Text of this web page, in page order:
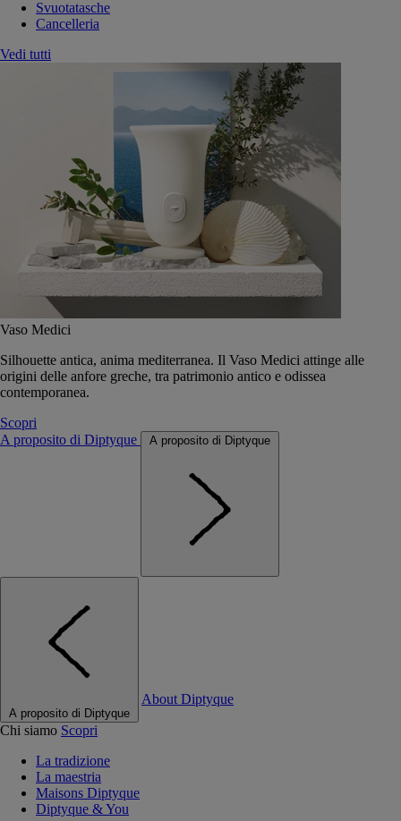
Svuotatasche
Cancelleria
Vedi tutti
Vaso Medici
Silhouette antica, anima mediterranea. Il Vaso Medici attinge alle
origini delle anfore greche, tra patrimonio antico e odissea
contemporanea.
Scopri
A proposito di Diptyque
A proposito di Diptyque
A proposito di Diptyque
About Diptyque
Chi siamo Scopri
La tradizione
La maestria
Maisons Diptyque
Diptyque & You